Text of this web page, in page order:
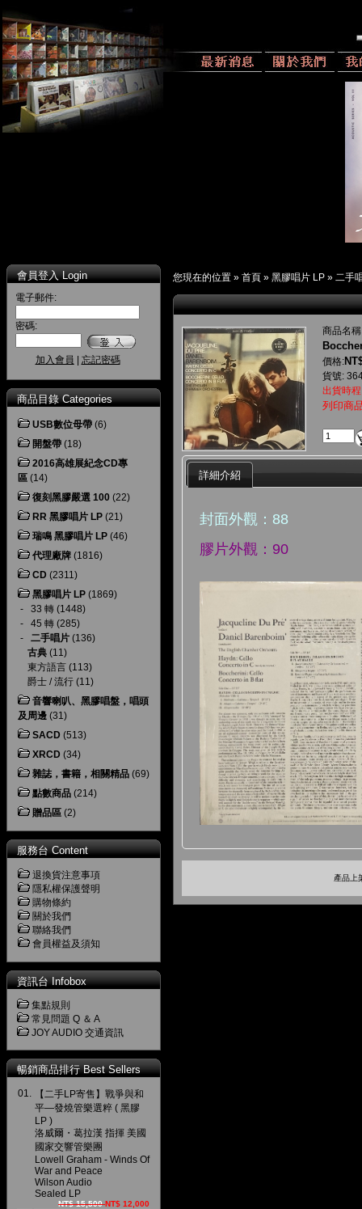
會員登入 Login
電子郵件:
密碼:
加入會員 忘記密碼
商品目錄 Categories
USB數位母帶 (6)
開盤帶 (18)
2016高雄展紀念CD專
區 (14)
復刻黑膠嚴選 100 (22)
RR 黑膠唱片 LP (21)
瑞鳴 黑膠唱片 LP (46)
代理廠牌 (1816)
CD (2311)
黑膠唱片 LP (1869)
- 33 轉 (1448)
- 45 轉 (285)
- 二手唱片 (136)
古典 (11)
東方語言 (113)
爵士 / 流行 (11)
音響喇叭、黑膠唱盤，唱頭
及周邊 (31)
SACD (513)
XRCD (34)
雜誌，書籍，相關精品 (69)
點數商品 (214)
贈品區 (2)
服務台 Content
退換貨注意事項
隱私權保護聲明
購物條約
關於我們
聯絡我們
會員權益及須知
資訊台 Infobox
集點規則
常見問題 Q ＆ A
JOY AUDIO 交通資訊
暢銷商品排行 Best Sellers
01.
【二手LP寄售】戰爭與和
平—發燒管樂選粹 ( 黑膠
LP )
洛威爾・葛拉漢 指揮 美國
國家交響管樂團
Lowell Graham - Winds Of
War and Peace
Wilson Audio
Sealed LP
NT$ 15,500NT$ 12,000
您現在的位置 » 首頁 » 黑膠唱片 LP » 二手
商品名
價格:
貨號:
出貨時
列印商
詳細介紹
封面外觀：88
膠片外觀：90
產品上